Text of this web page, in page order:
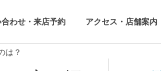
わせ・来店予約 アクセス・店舗案内
は？